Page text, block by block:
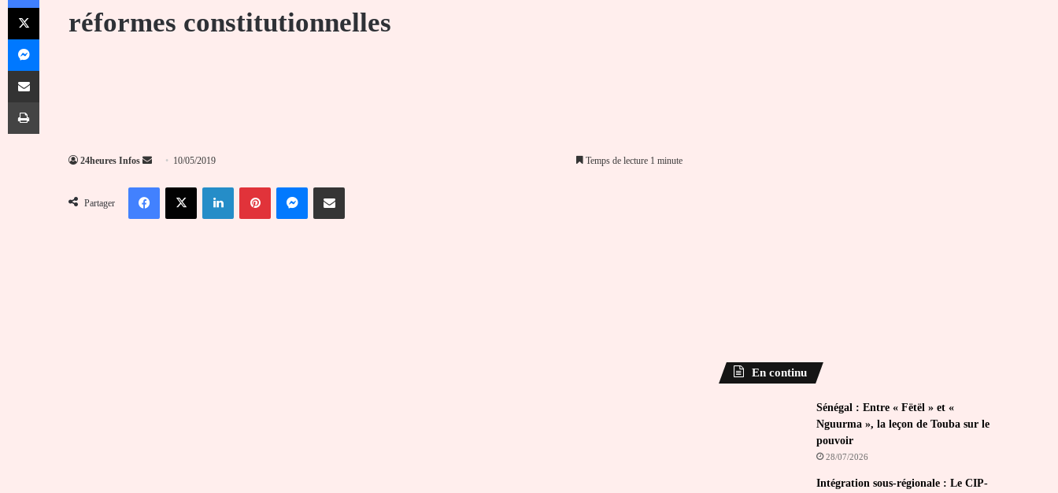
réformes constitutionnelles
24heures Infos
Envoyer
courriel
10/05/2019 Temps de lecture 1 minute
Partager
FacebookX LinkedinPinterestMessengerPartager par email
En continu
Sénégal : Entre « Fëtël » et «
Nguurma », la leçon de Touba sur le
pouvoir
28/07/2026
Intégration sous-régionale : Le CIP-
X
Messenger
Partager par email